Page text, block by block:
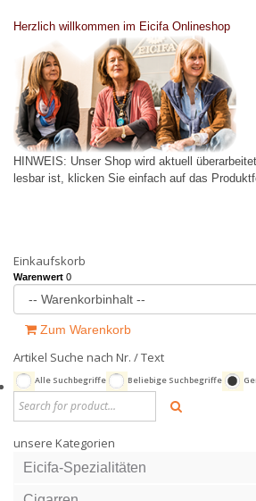
Herzlich willkommen im Eicifa Onlineshop
HINWEIS: Unser Shop wird aktuell
lesbar ist, klicken Sie einfach auf das
Einkaufskorb
Warenwert 0
Zum Warenkorb
Artikel Suche nach Nr. / Text
Alle Suchbegriffe Beliebige Suchbegriffe
unsere Kategorien
Eicifa-Spezialitäten